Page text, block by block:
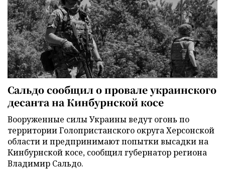
Сальдо сообщил о провале украинского
десанта на Кинбурнской косе
Вооруженные силы Украины ведут огонь по
территории Голопристанского округа Херсонской
области и предпринимают попытки высадки на
Кинбурнской косе, сообщил губернатор региона
Владимир Сальдо.